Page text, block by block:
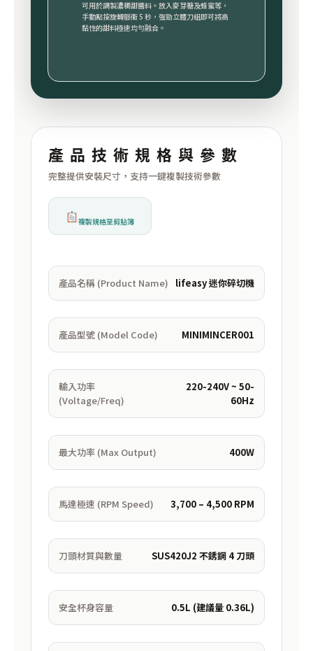
可用於調製濃稠甜醬料。放入麥芽糖及蜂蜜等，
手動點按旋轉脈衝 5 秒，強勁立體刀組即可將高
黏性的甜料極速均勻融合。
產品技術規格與參數
完整提供安裝尺寸，支持一鍵複製技術參數
複製規格至剪貼簿
產品名稱 (Product Name) lifeasy 迷你碎切機
產品型號 (Model Code) MINIMINCER001
輸入功率
(Voltage/Freq)
220-240V ~ 50-
60Hz
最大功率 (Max Output) 400W
馬達極速 (RPM Speed) 3,700 – 4,500 RPM
刀頭材質與數量 SUS420J2 不銹鋼 4 刀頭
安全杯身容量 0.5L (建議量 0.36L)